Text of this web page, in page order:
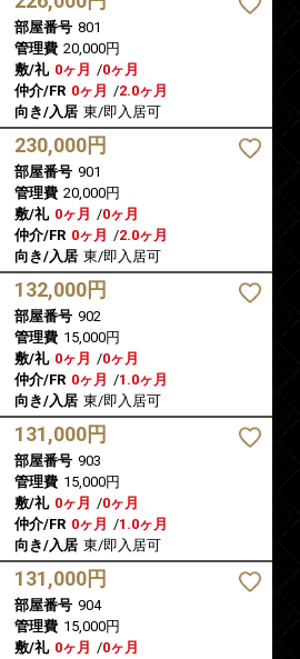
部屋番号 801
管理費 20,000円
敷/礼 0ヶ月 /0ヶ月
仲介/FR 0ヶ月 /2.0ヶ月
向き/入居 東/即入居可
230,000円
部屋番号 901
管理費 20,000円
敷/礼 0ヶ月 /0ヶ月
仲介/FR 0ヶ月 /2.0ヶ月
向き/入居 東/即入居可
132,000円
部屋番号 902
管理費 15,000円
敷/礼 0ヶ月 /0ヶ月
仲介/FR 0ヶ月 /1.0ヶ月
向き/入居 東/即入居可
131,000円
部屋番号 903
管理費 15,000円
敷/礼 0ヶ月 /0ヶ月
仲介/FR 0ヶ月 /1.0ヶ月
向き/入居 東/即入居可
131,000円
部屋番号 904
管理費 15,000円
敷/礼 0ヶ月 /0ヶ月